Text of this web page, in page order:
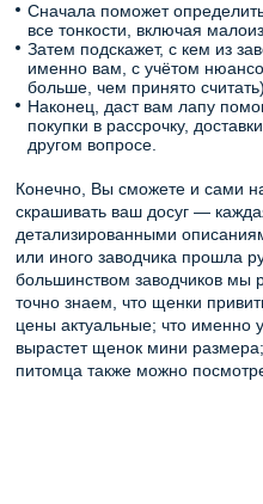
Сначала поможет
все тонкости, включая
Затем подскажет, с кем из
именно вам, с учётом
больше, чем принято
Наконец, даст вам лапу
покупки в рассрочку,
другом вопросе.
Конечно, Вы сможете и сами
скрашивать ваш досуг —
детализированными
или иного заводчика прошла
большинством заводчиков мы
точно знаем, что щенки
цены актуальные; что именно
вырастет щенок мини
питомца также можно